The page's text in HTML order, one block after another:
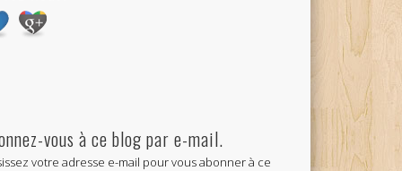
vous à ce blog par e-mail.
votre adresse e-mail pour vous abonner à ce